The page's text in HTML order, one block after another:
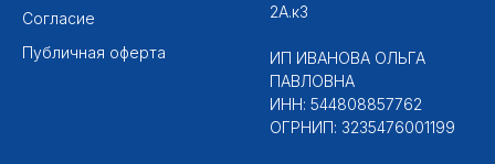
Согласие
Публичная оферта
2А.к3
ИП ИВАНОВА ОЛЬГА
ПАВЛОВНА
ИНН: 544808857762
ОГРНИП: 3235476001199